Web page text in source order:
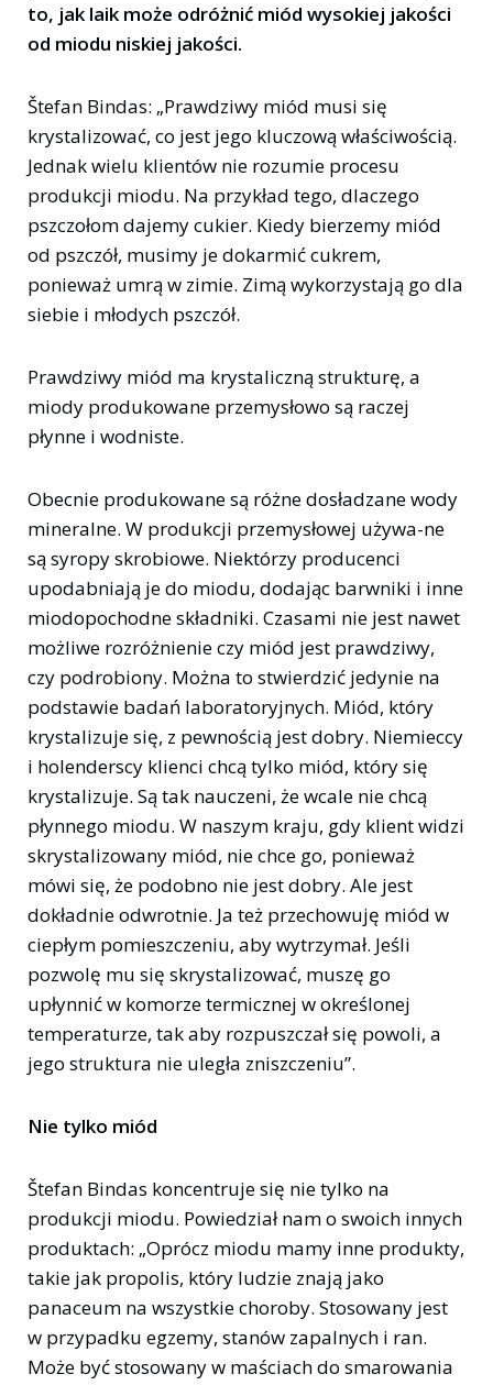
to, jak laik może odróżnić miód wysokiej jakości
od miodu niskiej jakości.
Štefan Bindas: „Prawdziwy miód musi się
krystalizować, co jest jego kluczową właściwością.
Jednak wielu klientów nie rozumie procesu
produkcji miodu. Na przykład tego, dlaczego
pszczołom dajemy cukier. Kiedy bierzemy miód
od pszczół, musimy je dokarmić cukrem,
ponieważ umrą w zimie. Zimą wykorzystają go dla
siebie i młodych pszczół.
Prawdziwy miód ma krystaliczną strukturę, a
miody produkowane przemysłowo są raczej
płynne i wodniste.
Obecnie produkowane są różne dosładzane wody
mineralne. W produkcji przemysłowej używa-ne
są syropy skrobiowe. Niektórzy producenci
upodabniają je do miodu, dodając barwniki i inne
miodopochodne składniki. Czasami nie jest nawet
możliwe rozróżnienie czy miód jest prawdziwy,
czy podrobiony. Można to stwierdzić jedynie na
podstawie badań laboratoryjnych. Miód, który
krystalizuje się, z pewnością jest dobry. Niemieccy
i holenderscy klienci chcą tylko miód, który się
krystalizuje. Są tak nauczeni, że wcale nie chcą
płynnego miodu. W naszym kraju, gdy klient widzi
skrystalizowany miód, nie chce go, ponieważ
mówi się, że podobno nie jest dobry. Ale jest
dokładnie odwrotnie. Ja też przechowuję miód w
ciepłym pomieszczeniu, aby wytrzymał. Jeśli
pozwolę mu się skrystalizować, muszę go
upłynnić w komorze termicznej w określonej
temperaturze, tak aby rozpuszczał się powoli, a
jego struktura nie uległa zniszczeniu”.
Nie tylko miód
Štefan Bindas koncentruje się nie tylko na
produkcji miodu. Powiedział nam o swoich innych
produktach: „Oprócz miodu mamy inne produkty,
takie jak propolis, który ludzie znają jako
panaceum na wszystkie choroby. Stosowany jest
w przypadku egzemy, stanów zapalnych i ran.
Może być stosowany w maściach do smarowania